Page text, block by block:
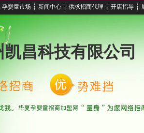
孕婴童市场 ┆ 新闻中心 ┆ 供求招商代理 ┆ 开店指导 ┆
凯昌科技有限公司